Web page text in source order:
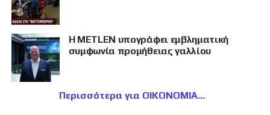
Η METLEN υπογράφει εμβληματική
συμφωνία προμήθειας γαλλίου
Περισσότερα για ΟΙΚΟΝΟΜΙΑ